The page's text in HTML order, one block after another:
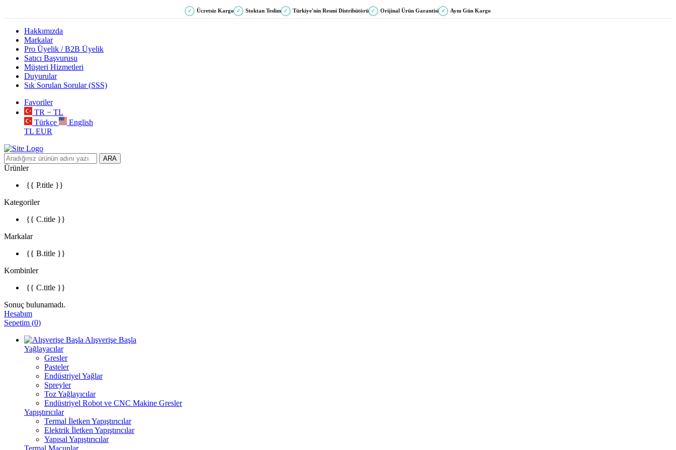
✓ Ücretsiz Kargo ✓ Stoktan Teslim ✓ Türkiye'nin Resmi Distribütörü ✓ Orijinal Ürün Garantisi ✓ Aynı Gün Kargo
Hakkımızda
Markalar
Pro Üyelik / B2B Üyelik
Satıcı Başvurusu
Müşteri Hizmetleri
Duyurular
Sık Sorulan Sorular (SSS)
Favoriler
TR − TL
Türkçe
English
TL EUR
ARA
Ürünler
{{ P.title }}
Kategoriler
{{ C.title }}
Markalar
{{ B.title }}
Kombinler
{{ C.title }}
Sonuç bulunamadı.
Hesabım
Sepetim (0)
Alışverişe Başla
Yağlayacılar
Gresler
Pasteler
Endüstriyel Yağlar
Spreyler
Toz Yağlayıcılar
Endüstriyel Robot ve CNC Makine Gresler
Yapıştırıcılar
Termal İletken Yapıştırıcılar
Elektrik İletken Yapıştırıcılar
Yapısal Yapıştırıcılar
Termal Macunlar